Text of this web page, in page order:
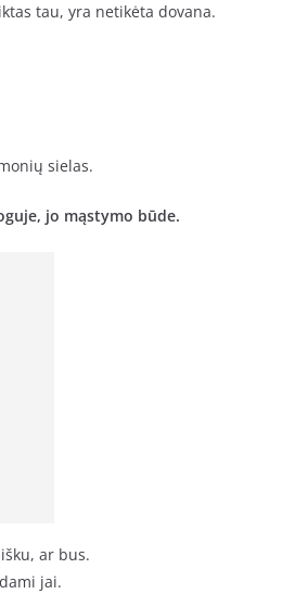
tau, yra netikėta dovana.
sielas.
jo mąstymo būde.
ar bus.
jai.